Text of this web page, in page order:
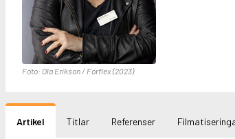
Foto: Ola Erikson / Forflex (2023)
Artikel Titlar Referenser